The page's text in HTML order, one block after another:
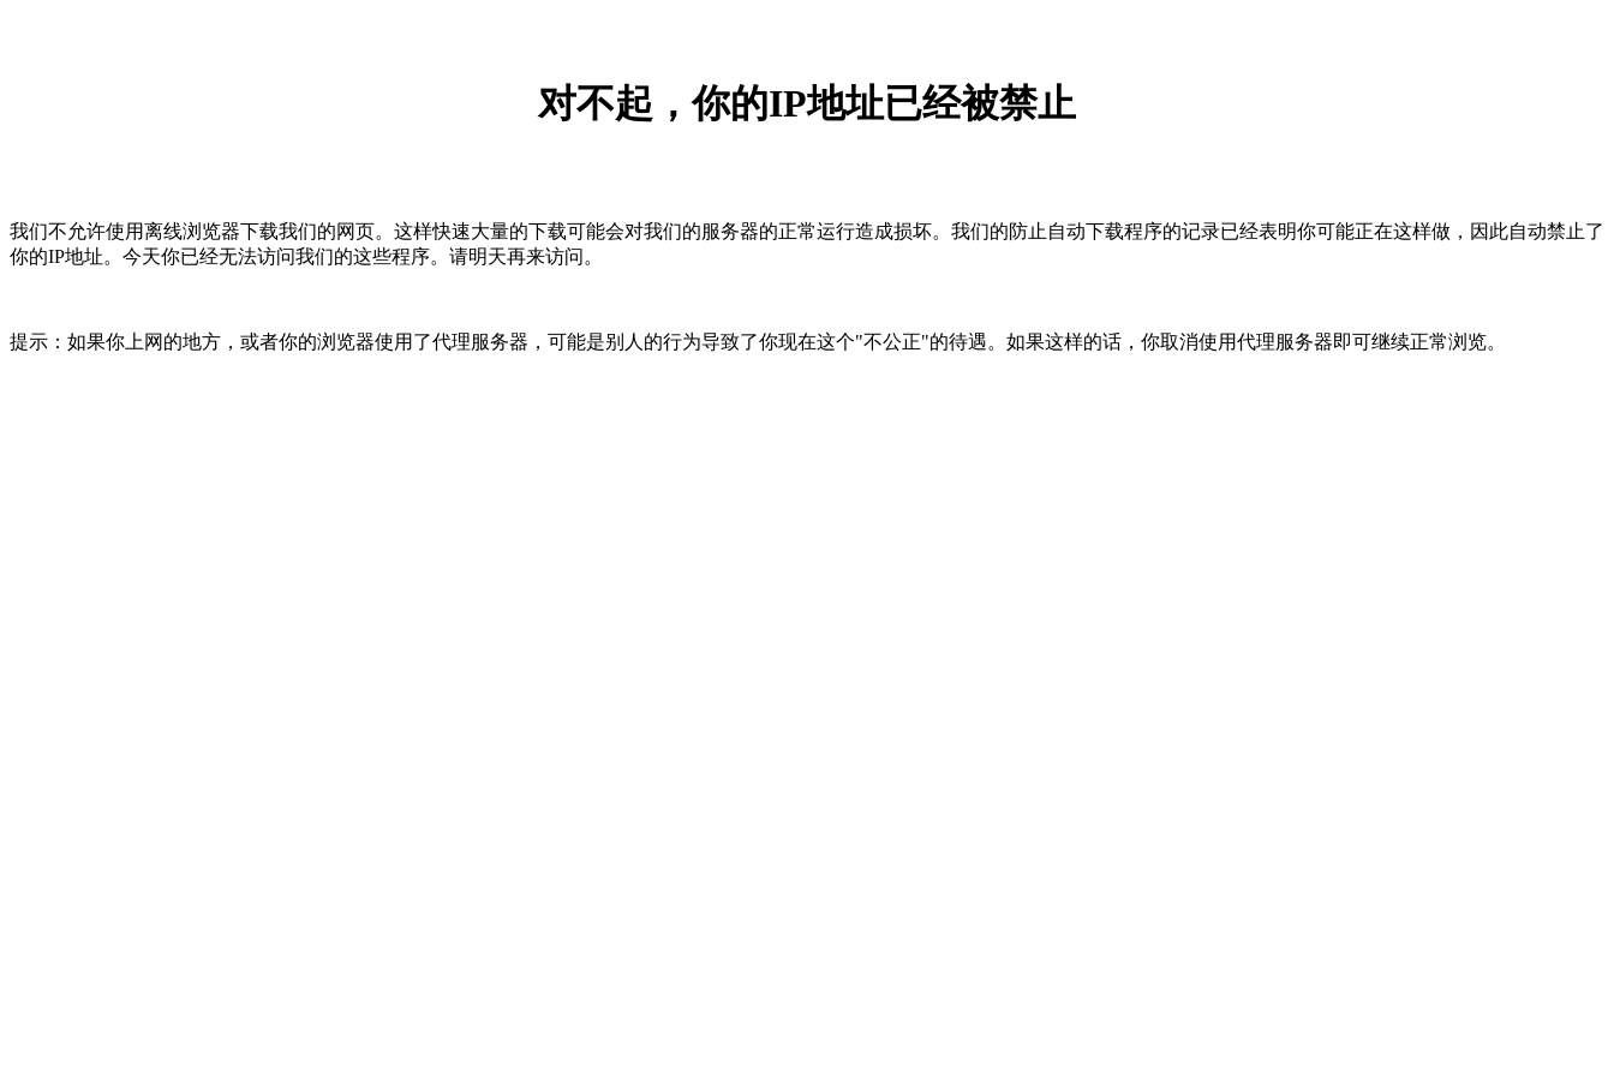
对不起，你的IP地址已经被禁止
我们不允许使用离线浏览器下载我们的网页。这样快速大量的下载可能会对我们的服务器的正常运行造成损坏。我们的防止自动下载程序的记录已经表明你可能正在这样做，因此自动禁止了
你的IP地址。今天你已经无法访问我们的这些程序。请明天再来访问。
提示：如果你上网的地方，或者你的浏览器使用了代理服务器，可能是别人的行为导致了你现在这个"不公正"的待遇。如果这样的话，你取消使用代理服务器即可继续正常浏览。